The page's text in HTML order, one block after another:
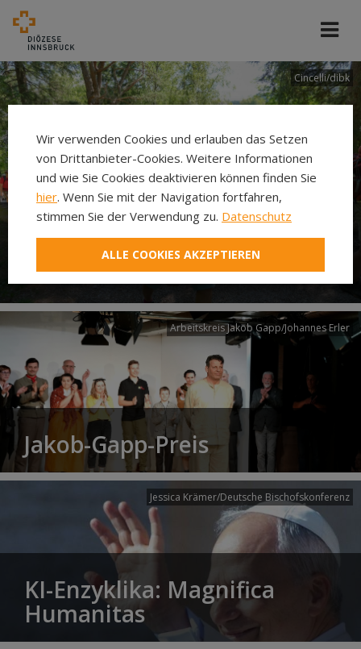
Cincelli/dibk
Neuer Pilgerweg Via
Laudato si’
Arbeitskreis Jakob Gapp/Johannes Erler
Jakob-Gapp-Preis
Jessica Krämer/Deutsche Bischofskonferenz
KI-Enzyklika: Magnifica
Humanitas
Wir verwenden Cookies und erlauben das Setzen
von Drittanbieter-Cookies. Weitere Informationen
und wie Sie Cookies deaktivieren können finden Sie
hier. Wenn Sie mit der Navigation fortfahren,
stimmen Sie der Verwendung zu. Datenschutz
ALLE COOKIES AKZEPTIEREN